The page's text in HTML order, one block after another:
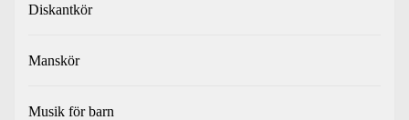
Diskantkör
Manskör
Musik för barn